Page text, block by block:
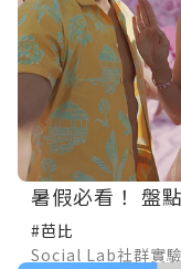
暑假
#芭比
Social Lab社群實